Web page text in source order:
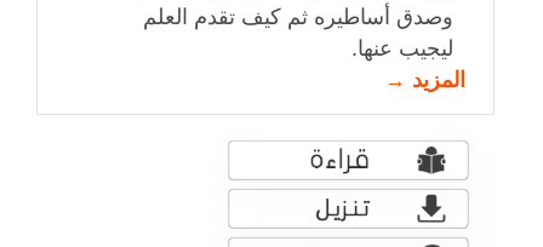
وصدق أساطيره ثم كيف تقدم العلم
ليجيب عنها.
المزيد →